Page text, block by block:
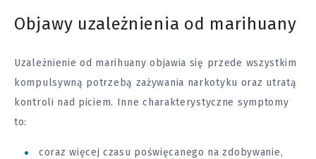
Objawy uzależnienia od marihuany
Uzależnienie od marihuany objawia się przede wszystkim
kompulsywną potrzebą zażywania narkotyku oraz utratą
kontroli nad piciem. Inne charakterystyczne symptomy
to:
coraz więcej czasu poświęcanego na zdobywanie,